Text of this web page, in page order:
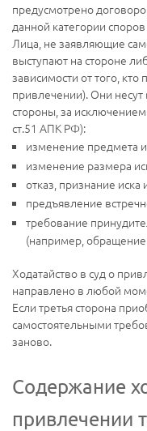
предусмотрено
данной категории
Лица, не заявляющие
выступают на стороне
зависимости от того, кто
привлечении). Они несут
стороны, за
ст.51 АПК РФ):
изменение предмета
изменение размера
отказ, признание
предъявление
требование
(например,
Ходатайство в суд о
направлено в любой
Если третья сторона
самостоятельными
заново.
Содержание
привлечении